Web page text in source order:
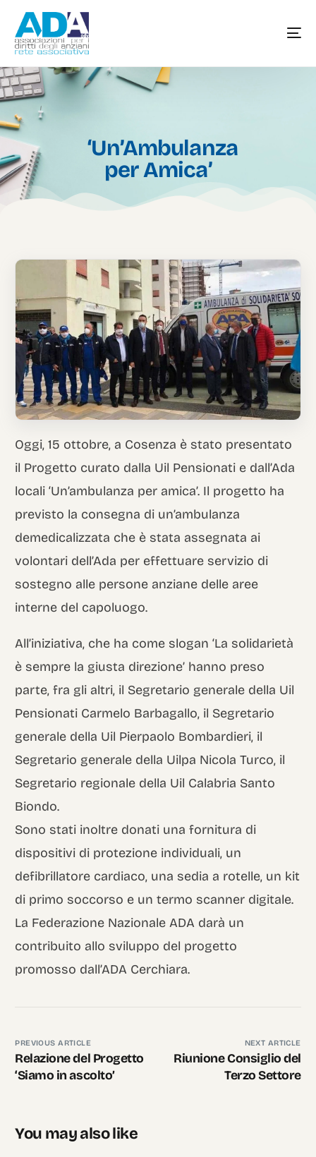
‘Un’Ambulanza
per Amica’
Oggi, 15 ottobre, a Cosenza è stato presentato
il Progetto curato dalla Uil Pensionati e dall’Ada
locali ‘Un’ambulanza per amica’. Il progetto ha
previsto la consegna di un’ambulanza
demedicalizzata che è stata assegnata ai
volontari dell’Ada per effettuare servizio di
sostegno alle persone anziane delle aree
interne del capoluogo.
All’iniziativa, che ha come slogan ‘La solidarietà
è sempre la giusta direzione’ hanno preso
parte, fra gli altri, il Segretario generale della Uil
Pensionati Carmelo Barbagallo, il Segretario
generale della Uil Pierpaolo Bombardieri, il
Segretario generale della Uilpa Nicola Turco, il
Segretario regionale della Uil Calabria Santo
Biondo.
Sono stati inoltre donati una fornitura di
dispositivi di protezione individuali, un
defibrillatore cardiaco, una sedia a rotelle, un kit
di primo soccorso e un termo scanner digitale.
La Federazione Nazionale ADA darà un
contribuito allo sviluppo del progetto
promosso dall’ADA Cerchiara.
PREVIOUS ARTICLE
Relazione del Progetto
‘Siamo in ascolto’
NEXT ARTICLE
Riunione Consiglio del
Terzo Settore
You may also like
Italian